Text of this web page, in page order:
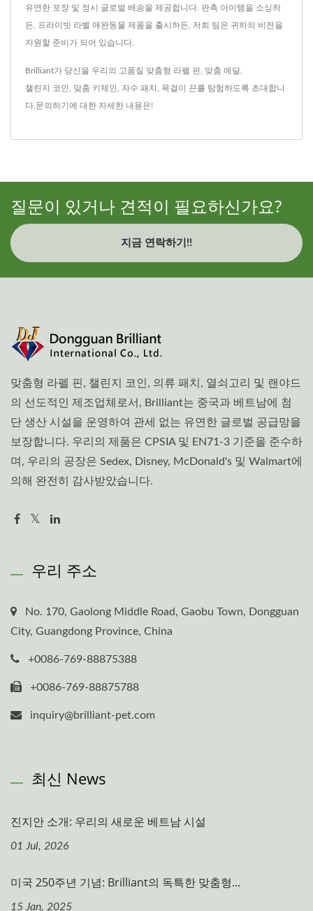
유연한 포장 및 정시 글로벌 배송을 제공합니다. 판촉 아이템을 소싱하
든, 프라이빗 라벨 애완동물 제품을 출시하든, 저희 팀은 귀하의 비전을
지원할 준비가 되어 있습니다.
Brilliant가 당신을 우리의 고품질 맞춤형 라펠 핀 맞춤 메달
챌린지 코인 맞춤 키체인 자수 패치 목걸이 끈를 탐험하도록 초대합니
다. 문의하기 에 대한 자세한 내용은!
질문이 있거나 견적이 필요하신가요?
지금 연락하기!!
맞춤형 라펠 핀, 챌린지 코인, 의류 패치, 열쇠고리 및 랜야드
의 선도적인 제조업체로서, Brilliant는 중국과 베트남에 첨
단 생산 시설을 운영하여 관세 없는 유연한 글로벌 공급망을
보장합니다. 우리의 제품은 CPSIA 및 EN71-3 기준을 준수하
며, 우리의 공장은 Sedex, Disney, McDonald's 및 Walmart에
의해 완전히 감사받았습니다.
우리 주소
No. 170, Gaolong Middle Road, Gaobu Town, Dongguan
City, Guangdong Province, China
+0086-769-88875388
+0086-769-88875788
inquiry@brilliant-pet.com
최신 News
진지안 소개: 우리의 새로운 베트남 시설
01 Jul, 2026
미국 250주년 기념: Brilliant의 독특한 맞춤형...
15 Jan, 2025